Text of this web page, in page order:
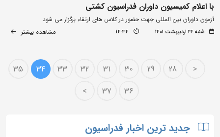
با اعلام کمیسیون داوران فدراسیون کشتی
آزمون داوران بین المللی جهت حضور در کلاس های ارتقاء برگزار می شود
شنبه ۲۴ اردیبهشت ۱۴۰۱ 14:34 مشاهده بیشتر
<
28
29
30
31
32
33
34
35
36
37
>
جدید ترین اخبار فدراسیون